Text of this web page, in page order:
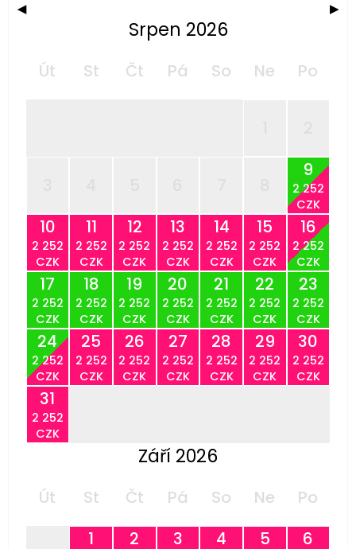
◀ ▶
Srpen 2026
Út St Čt Pá So Ne Po
9
2 252
CZK
10
2 252
CZK
11
2 252
CZK
12
2 252
CZK
13
2 252
CZK
14
2 252
CZK
15
2 252
CZK
16
2 252
CZK
17
2 252
CZK
18
2 252
CZK
19
2 252
CZK
20
2 252
CZK
21
2 252
CZK
22
2 252
CZK
23
2 252
CZK
24
2 252
CZK
25
2 252
CZK
26
2 252
CZK
27
2 252
CZK
28
2 252
CZK
29
2 252
CZK
30
2 252
CZK
31
2 252
CZK
Září 2026
Út St Čt Pá So Ne
Po
1
2 3 4 5 6